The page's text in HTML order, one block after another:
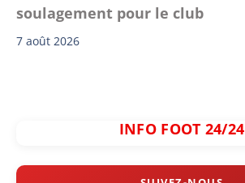
soulagement pour le club
7 août 2026
INFO FOOT 24/24